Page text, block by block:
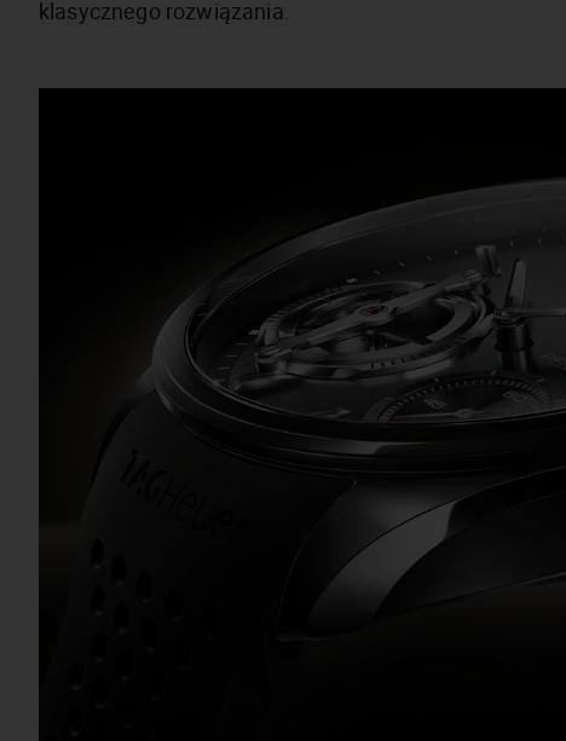
klasycznego rozwiązania.